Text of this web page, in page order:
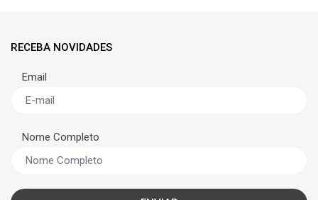
RECEBA NOVIDADES
Email
Nome Completo